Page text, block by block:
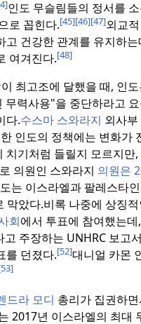
인도 무슬림들의 정서를
로 꼽힌다.[45][46][47]외교
건강한 관계를 유지하
여겨진다.[48]
이 최고조에 달했을 때, 인
력사용"을 중단하라고
다.수스마 스와라지 외사
인도의 정책에는 변화
치기처럼 들릴지 모르지
의원인 스와라지 의원은
는 이스라엘과 팔레스타
막았다.비록 나중에 상징
회에서 투표에 참여했는
주장하는 UNHRC 보고
를 던졌다.[52]대니얼 카몬
드라 모디 총리가 집권하
2017년 이스라엘의 최대